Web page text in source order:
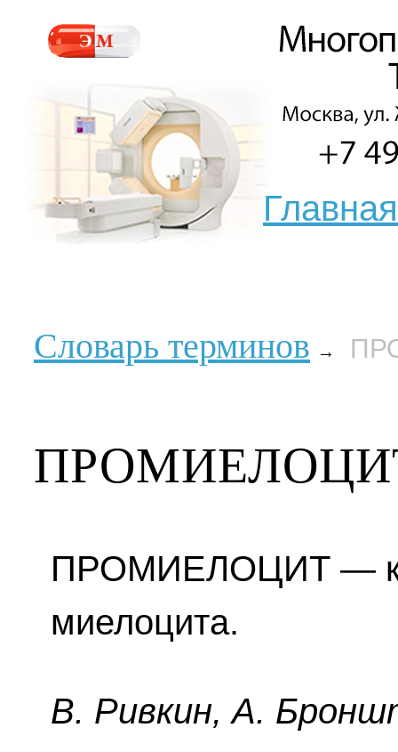
Главная
Словарь терминов →
ПРОМИЕЛОЦИТ —
миелоцита.
B. Pивкин, A.